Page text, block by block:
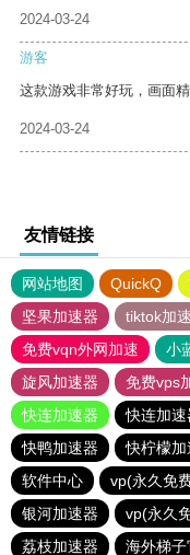
2024-03-24
游客
这款游戏非常好玩，画面精
2024-03-24
友情链接
网站地图 QuickQ
坚果加速器
tiktok加
免费vqn外网加速
小
旋风加速器
免费vps
快连加速器
快连加速
快鸭加速器
快柠檬加
软件中心
vp(永久免
银河加速器
vp(永久
荔枝加速器
海外梯子